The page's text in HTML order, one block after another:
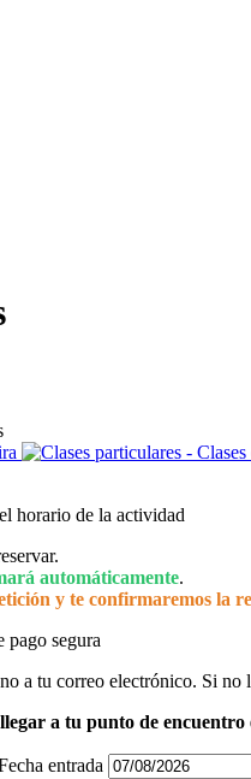
horario de la actividad
automáticamente.
y te confirmaremos la
pago segura
a tu correo electrónico. Si no
a tu punto de encuentro
entrada